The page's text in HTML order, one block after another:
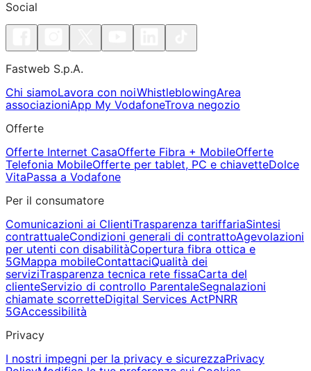
Social
Fastweb S.p.A.
Chi siamoLavora con noiWhistleblowingArea
associazioniApp My VodafoneTrova negozio
Offerte
Offerte Internet CasaOfferte Fibra + MobileOfferte
Telefonia MobileOfferte per tablet, PC e chiavetteDolce
VitaPassa a Vodafone
Per il consumatore
Comunicazioni ai ClientiTrasparenza tariffariaSintesi
contrattualeCondizioni generali di contrattoAgevolazioni
per utenti con disabilitàCopertura fibra ottica e
5GMappa mobileContattaciQualità dei
serviziTrasparenza tecnica rete fissaCarta del
clienteServizio di controllo ParentaleSegnalazioni
chiamate scorretteDigital Services ActPNRR
5GAccessibilità
Privacy
I nostri impegni per la privacy e sicurezzaPrivacy